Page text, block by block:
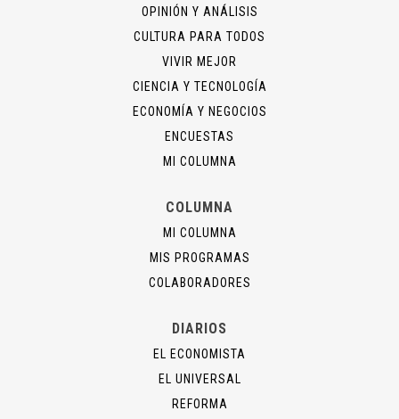
OPINIÓN Y ANÁLISIS
CULTURA PARA TODOS
VIVIR MEJOR
CIENCIA Y TECNOLOGÍA
ECONOMÍA Y NEGOCIOS
ENCUESTAS
MI COLUMNA
COLUMNA
MI COLUMNA
MIS PROGRAMAS
COLABORADORES
DIARIOS
EL ECONOMISTA
EL UNIVERSAL
REFORMA